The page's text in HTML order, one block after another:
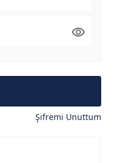
Şifremi Unuttum